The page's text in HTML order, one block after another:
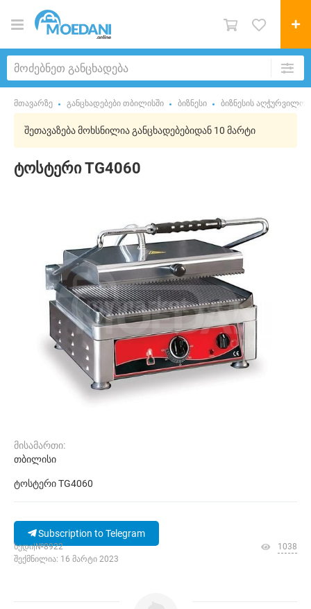
მთავარზე განცხადებები თბილისში ბიზნესი ბიზნესის
შეთავაზება მოხსნილია განცხადებებიდან 10 მარტი
ტოსტერი TG4060
მისამართი:
თბილისი
ტოსტერი TG4060
Subscription to Telegram
ხედი|№8922
შექმნილია: 16 მარტი 2023
1038